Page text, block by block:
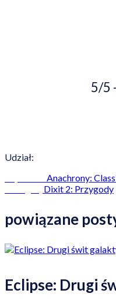
5/5
Udział:
Anachrony:
Dixit 2: Przygody
powiązane
Eclipse: Drugi